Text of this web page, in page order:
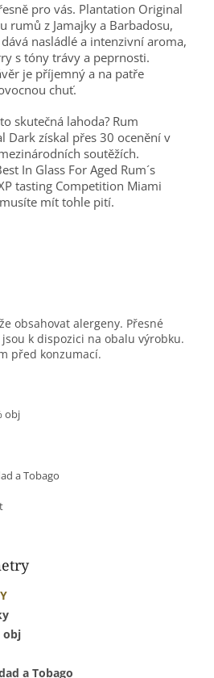
pro vás. Plantation Original
rumů z Jamajky a Barbadosu,
nasládlé a intenzivní aroma,
s tóny trávy a peprnosti.
je příjemný a na patře
chuť.
skutečná lahoda? Rum
Dark získal přes 30 ocenění v
soutěžích.
In Glass For Aged Rum´s
tasting Competition Miami
mít tohle pití.
obsahovat alergeny. Přesné
k dispozici na obalu výrobku.
před konzumací.
obj
a Tobago
obj
a Tobago